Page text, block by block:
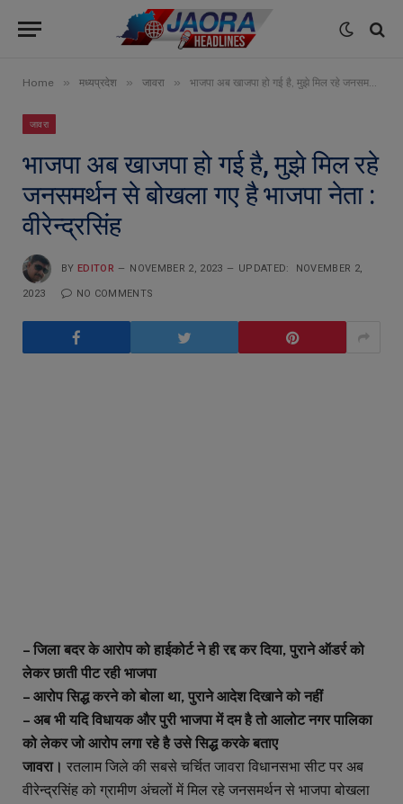
Home » मध्यप्रदेश » जावरा » भाजपा अब खाजपा हो गई है, मुझे मिल रहे जनसमर्थन से बोखला गए है भाजपा नेता : वीरेन्द्रसिंह
जावरा
भाजपा अब खाजपा हो गई है, मुझे मिल रहे
जनसमर्थन से बोखला गए है भाजपा नेता :
वीरेन्द्रसिंह
BY EDITOR NOVEMBER 2, 2023 UPDATED: NOVEMBER 2,
2023 NO COMMENTS
– जिला बदर के आरोप को हाईकोर्ट ने ही रद्द कर दिया, पुराने ऑडर्र को
लेकर छाती पीट रही भाजपा
– आरोप सिद्ध करने को बोला था, पुराने आदेश दिखाने को नहीं
– अब भी यदि विधायक और पुरी भाजपा में दम है तो आलोट नगर पालिका
को लेकर जो आरोप लगा रहे है उसे सिद्ध करके बताए
जावरा। रतलाम जिले की सबसे चर्चित जावरा विधानसभा सीट पर अब
वीरेन्द्रसिंह को ग्रामीण अंचलों में मिल रहे जनसमर्थन से भाजपा बोखला